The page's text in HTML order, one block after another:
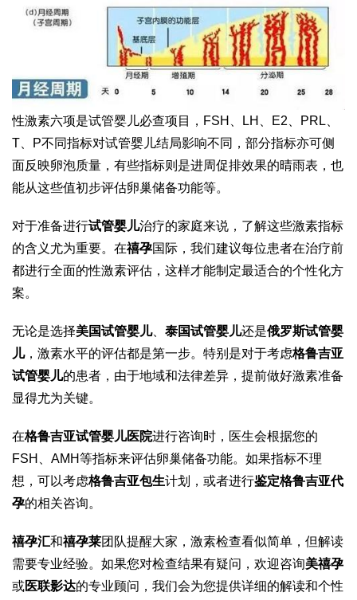
性激素六项是试管婴儿必查项目，FSH、LH、E2、PRL、
T、P不同指标对试管婴儿结局影响不同，部分指标亦可侧
面反映卵泡质量，有些指标则是进周促排效果的晴雨表，也
能从这些值初步评估卵巢储备功能等。
对于准备进行试管婴儿治疗的家庭来说，了解这些激素指标
的含义尤为重要。在禧孕国际，我们建议每位患者在治疗前
都进行全面的性激素评估，这样才能制定最适合的个性化方
案。
无论是选择美国试管婴儿、 泰国试管婴儿还是俄罗斯试管婴
儿，激素水平的评估都是第一步。特别是对于考虑格鲁吉亚
试管婴儿的患者，由于地域和法律差异，提前做好激素准备
显得尤为关键。
在格鲁吉亚试管婴儿医院进行咨询时，医生会根据您的
FSH、AMH等指标来评估卵巢储备功能。如果指标不理
想，可以考虑格鲁吉亚包生计划，或者进行鉴定格鲁吉亚代
孕的相关咨询。
禧孕汇和禧孕莱团队提醒大家，激素检查看似简单，但解读
需要专业经验。如果您对检查结果有疑问，欢迎咨询美禧孕
或医联影达的专业顾问，我们会为您提供详细的解读和个性